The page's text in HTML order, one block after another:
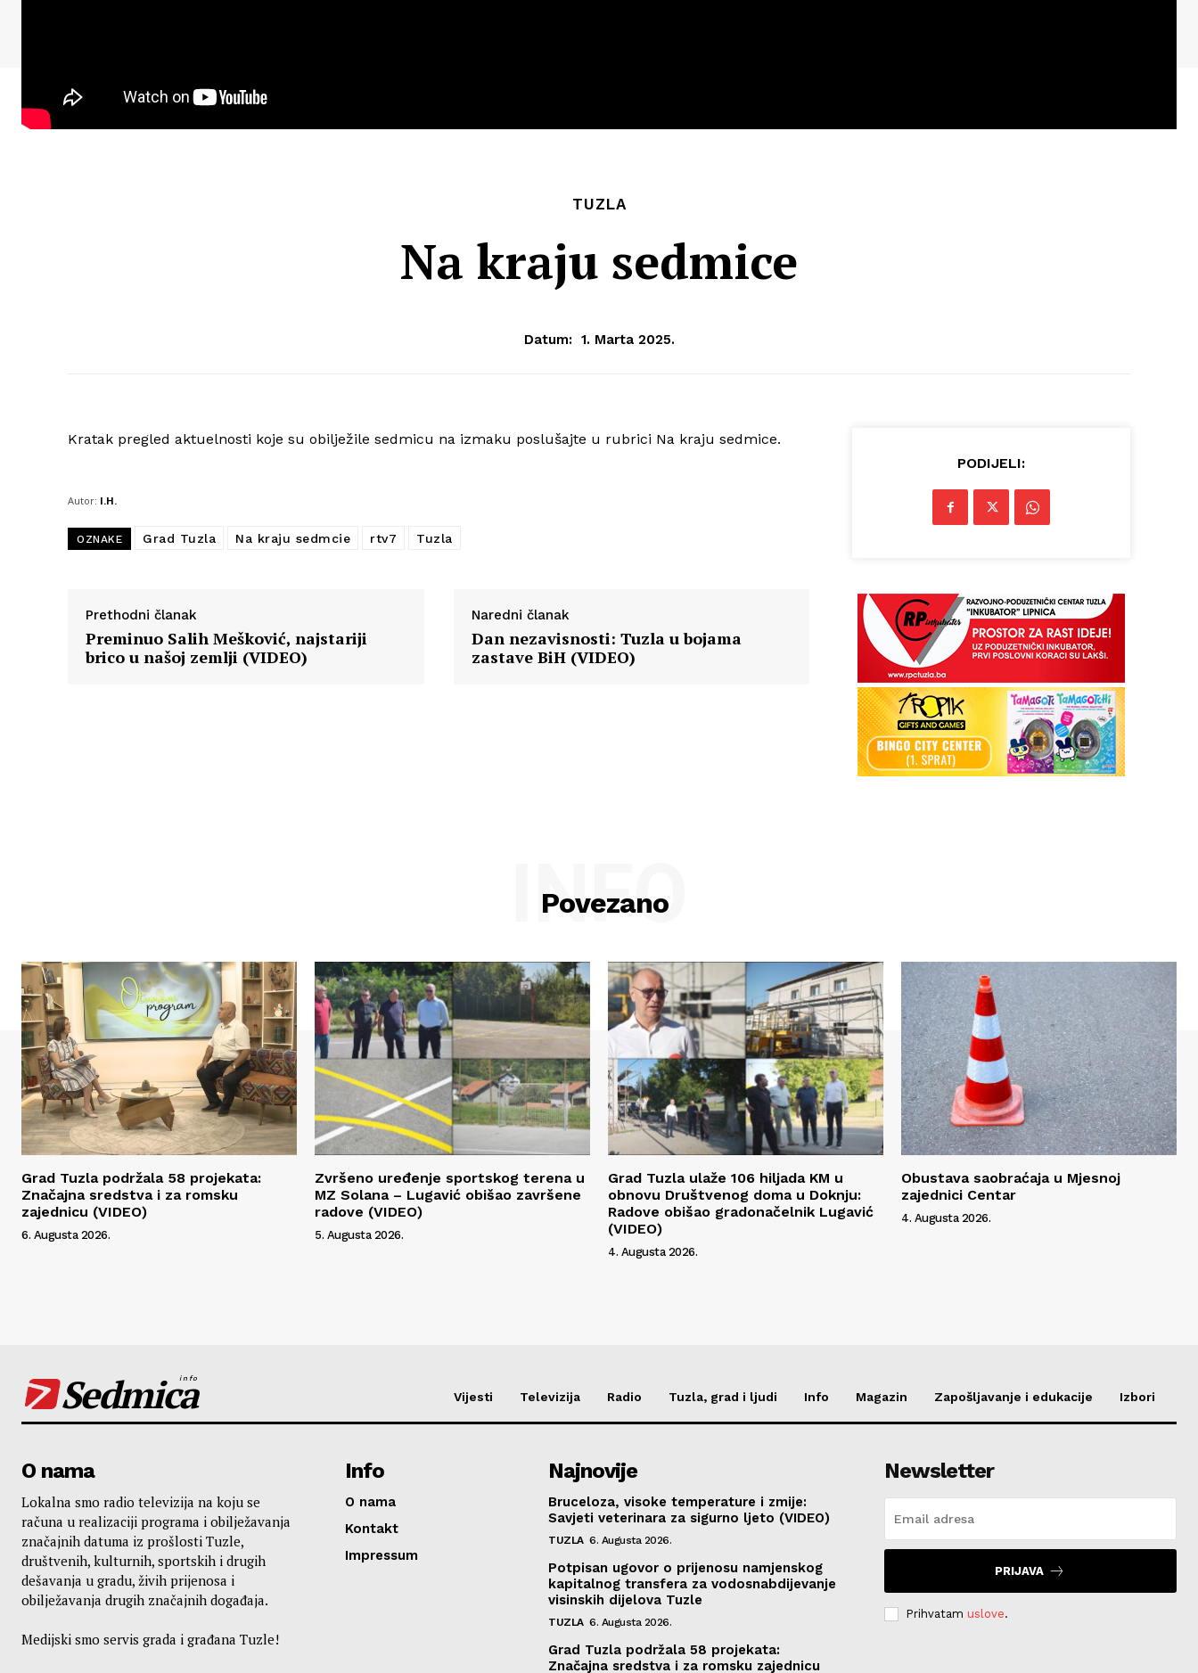
TUZLA
Na kraju sedmice
Datum: 1. Marta 2025.
Kratak pregled aktuelnosti koje su obilježile sedmicu na izmaku poslušajte u rubrici Na kraju sedmice.
Autor: I.H.
OZNAKE Grad Tuzla Na kraju sedmcie rtv7 Tuzla
Prethodni članak
Preminuo Salih Mešković, najstariji
brico u našoj zemlji (VIDEO)
Naredni članak
Dan nezavisnosti: Tuzla u bojama
zastave BiH (VIDEO)
PODIJELI:
Povezano
INFO
Grad Tuzla podržala 58 projekata:
Značajna sredstva i za romsku
zajednicu (VIDEO)
6. Augusta 2026.
Zvršeno uređenje sportskog terena u
MZ Solana – Lugavić obišao završene
radove (VIDEO)
5. Augusta 2026.
Grad Tuzla ulaže 106 hiljada KM u
obnovu Društvenog doma u Doknju:
Radove obišao gradonačelnik Lugavić
(VIDEO)
4. Augusta 2026.
Obustava saobraćaja u Mjesnoj
zajednici Centar
4. Augusta 2026.
Sedmica
info
Vijesti Televizija Radio Tuzla, grad i ljudi Info Magazin Zapošljavanje i edukacije Izbori
O nama
Lokalna smo radio televizija na koju se
računa u realizaciji programa i obilježavanja
značajnih datuma iz prošlosti Tuzle,
društvenih, kulturnih, sportskih i drugih
dešavanja u gradu, živih prijenosa i
obilježavanja drugih značajnih događaja.
Medijski smo servis grada i građana Tuzle!
Info
O nama
Kontakt
Impressum
Najnovije
Bruceloza, visoke temperature i zmije:
Savjeti veterinara za sigurno ljeto (VIDEO)
TUZLA 6. Augusta 2026.
Potpisan ugovor o prijenosu namjenskog
kapitalnog transfera za vodosnabdijevanje
visinskih dijelova Tuzle
TUZLA 6. Augusta 2026.
Grad Tuzla podržala 58 projekata:
Značajna sredstva i za romsku zajednicu
Newsletter
PRIJAVA
Prihvatam uslove.